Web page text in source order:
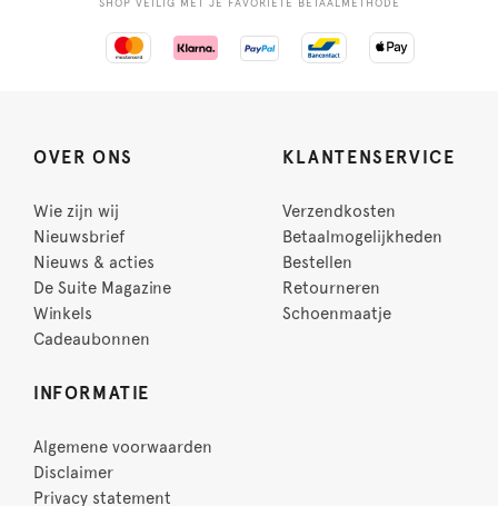
SHOP VEILIG MET JE FAVORIETE BETAALMETHODE
OVER ONS
Wie zijn wij
Nieuwsbrief
Nieuws & acties
De Suite Magazine
Winkels
Cadeaubonnen
KLANTENSERVICE
Verzendkosten
Betaalmogelijkheden
Bestellen
Retourneren
Schoenmaatje
INFORMATIE
Algemene voorwaarden
Disclaimer
Privacy statement